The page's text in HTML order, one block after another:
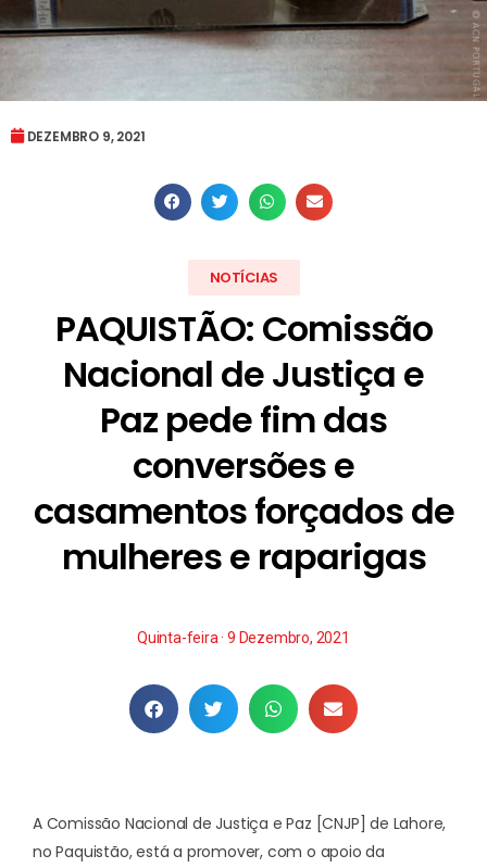
DEZEMBRO 9, 2021
NOTÍCIAS
PAQUISTÃO: Comissão
Nacional de Justiça e
Paz pede fim das
conversões e
casamentos forçados de
mulheres e raparigas
Quinta-feira · 9 Dezembro, 2021
A Comissão Nacional de Justiça e Paz [CNJP] de Lahore,
no Paquistão, está a promover, com o apoio da